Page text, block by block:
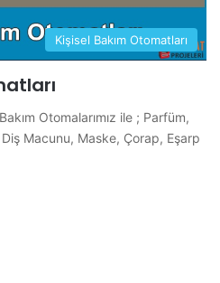
Kişisel Bakım Otomatları
Otomalarımız ile ; Parfüm,
Diş Macunu, Maske, Çorap, Eşarp